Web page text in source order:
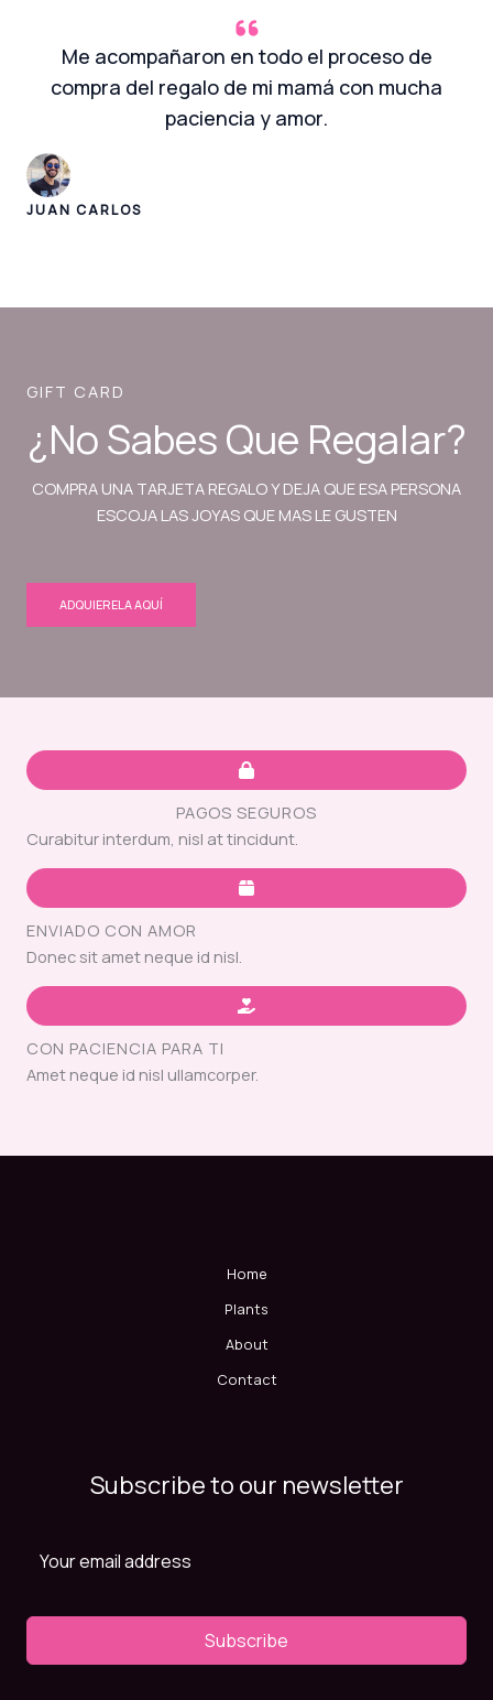
Me acompañaron en todo el proceso de
compra del regalo de mi mamá con mucha
paciencia y amor.
JUAN CARLOS
GIFT CARD
¿No Sabes Que Regalar?
COMPRA UNA TARJETA REGALO Y DEJA QUE ESA PERSONA
ESCOJA LAS JOYAS QUE MAS LE GUSTEN
ADQUIERELA AQUÍ
PAGOS SEGUROS
Curabitur interdum, nisl at tincidunt.
ENVIADO CON AMOR
Donec sit amet neque id nisl.
CON PACIENCIA PARA TI
Amet neque id nisl ullamcorper.
Home
Plants
About
Contact
Subscribe to our newsletter
Subscribe